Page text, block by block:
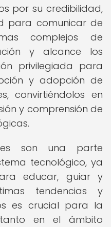
por su credibilidad,
para comunicar de
complejos de
y alcance los
privilegiada para
y adopción de
convirtiéndolos en
y comprensión de
son una parte
tecnológico, ya
educar, guiar y
tendencias y
es crucial para la
en el ámbito